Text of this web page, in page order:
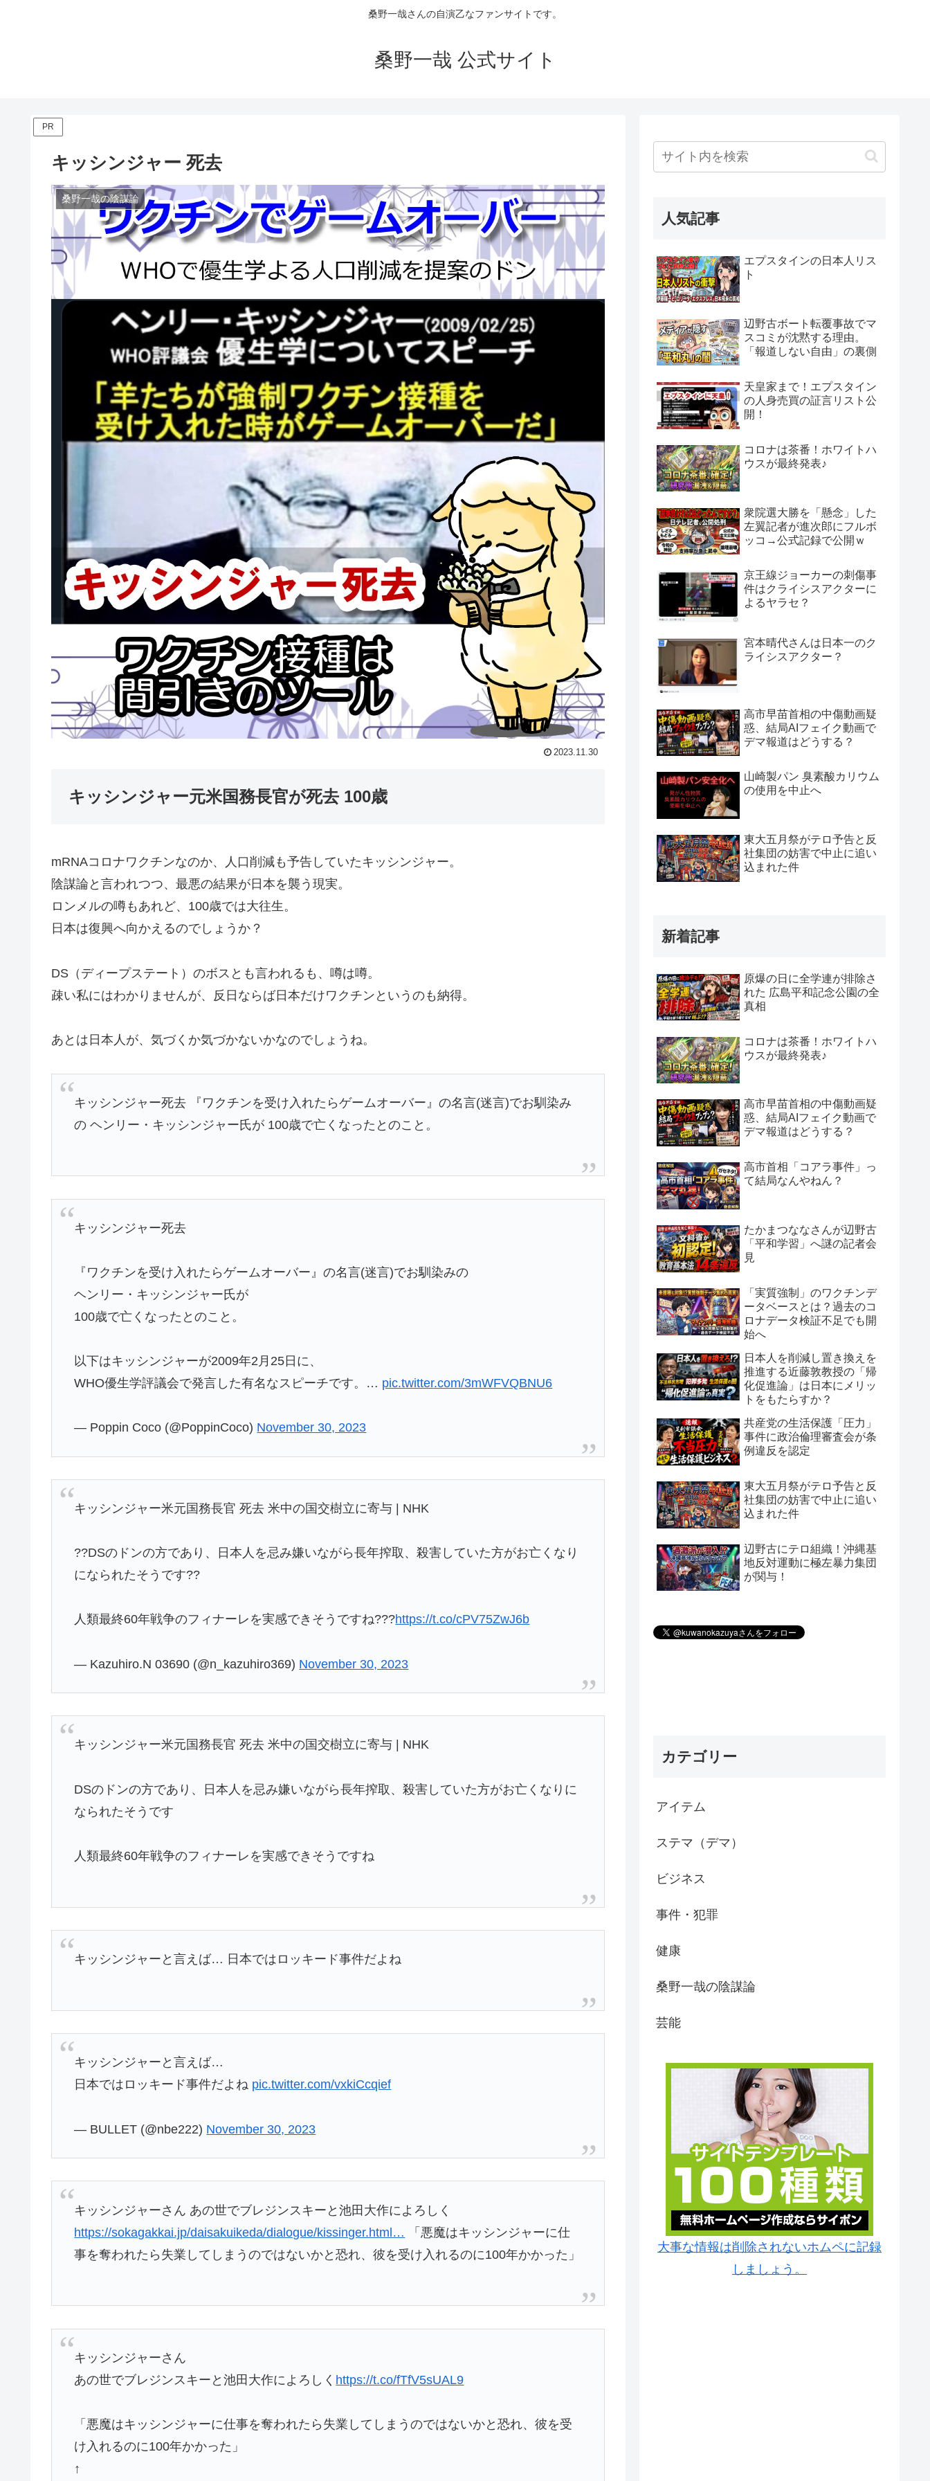
桑野一哉さんの自演乙なファンサイトです。
桑野一哉 公式サイト
PR
キッシンジャー 死去
桑野一哉の陰謀論
2023.11.30
キッシンジャー元米国務長官が死去 100歳
mRNAコロナワクチンなのか、人口削減も予告していたキッシンジャー。
陰謀論と言われつつ、最悪の結果が日本を襲う現実。
ロンメルの噂もあれど、100歳では大往生。
日本は復興へ向かえるのでしょうか？
DS（ディープステート）のボスとも言われるも、噂は噂。
疎い私にはわかりませんが、反日ならば日本だけワクチンというのも納得。
あとは日本人が、気づくか気づかないかなのでしょうね。
キッシンジャー死去 『ワクチンを受け入れたらゲームオーバー』の名言(迷言)でお馴染み
の ヘンリー・キッシンジャー氏が 100歳で亡くなったとのこと。
キッシンジャー死去
『ワクチンを受け入れたらゲームオーバー』の名言(迷言)でお馴染みの
ヘンリー・キッシンジャー氏が
100歳で亡くなったとのこと。
以下はキッシンジャーが2009年2月25日に、
WHO優生学評議会で発言した有名なスピーチです。… pic.twitter.com/3mWFVQBNU6
— Poppin Coco (@PoppinCoco) November 30, 2023
キッシンジャー米元国務長官 死去 米中の国交樹立に寄与 | NHK
??DSのドンの方であり、日本人を忌み嫌いながら長年搾取、殺害していた方がお亡くなり
になられたそうです??
人類最終60年戦争のフィナーレを実感できそうですね???https://t.co/cPV75ZwJ6b
— Kazuhiro.N 03690 (@n_kazuhiro369) November 30, 2023
キッシンジャー米元国務長官 死去 米中の国交樹立に寄与 | NHK
DSのドンの方であり、日本人を忌み嫌いながら長年搾取、殺害していた方がお亡くなりに
なられたそうです
人類最終60年戦争のフィナーレを実感できそうですね
キッシンジャーと言えば… 日本ではロッキード事件だよね
キッシンジャーと言えば…
日本ではロッキード事件だよね pic.twitter.com/vxkiCcqief
— BULLET (@nbe222) November 30, 2023
キッシンジャーさん あの世でブレジンスキーと池田大作によろしく
https://sokagakkai.jp/daisakuikeda/dialogue/kissinger.html…
「悪魔はキッシンジャーに仕
事を奪われたら失業してしまうのではないかと恐れ、彼を受け入れるのに100年かかった」
キッシンジャーさん
あの世でブレジンスキーと池田大作によろしく https://t.co/fTfV5sUAL9
「悪魔はキッシンジャーに仕事を奪われたら失業してしまうのではないかと恐れ、彼を受
け入れるのに100年かかった」
↑
人気記事
エプスタインの日本人リス
ト
辺野古ボート転覆事故でマ
スコミが沈黙する理由。
「報道しない自由」の裏側
天皇家まで！エプスタイン
の人身売買の証言リスト公
開！
コロナは茶番！ホワイトハ
ウスが最終発表♪
衆院選大勝を「懸念」した
左翼記者が進次郎にフルボ
ッコ→公式記録で公開ｗ
京王線ジョーカーの刺傷事
件はクライシスアクターに
よるヤラセ？
宮本晴代さんは日本一のク
ライシスアクター？
高市早苗首相の中傷動画疑
惑、結局AIフェイク動画で
デマ報道はどうする？
山崎製パン 臭素酸カリウム
の使用を中止へ
東大五月祭がテロ予告と反
社集団の妨害で中止に追い
込まれた件
新着記事
原爆の日に全学連が排除さ
れた 広島平和記念公園の全
真相
コロナは茶番！ホワイトハ
ウスが最終発表♪
高市早苗首相の中傷動画疑
惑、結局AIフェイク動画で
デマ報道はどうする？
高市首相「コアラ事件」っ
て結局なんやねん？
たかまつななさんが辺野古
「平和学習」へ謎の記者会
見
「実質強制」のワクチンデ
ータベースとは？過去のコ
ロナデータ検証不足でも開
始へ
日本人を削減し置き換えを
推進する近藤敦教授の「帰
化促進論」は日本にメリッ
トをもたらすか？
共産党の生活保護「圧力」
事件に政治倫理審査会が条
例違反を認定
東大五月祭がテロ予告と反
社集団の妨害で中止に追い
込まれた件
辺野古にテロ組織！沖縄基
地反対運動に極左暴力集団
が関与！
カテゴリー
アイテム
ステマ（デマ）
ビジネス
事件・犯罪
健康
桑野一哉の陰謀論
芸能
大事な情報は削除されないホムペに記録
しましょう。